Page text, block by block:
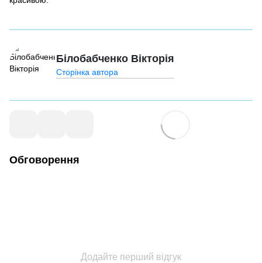
Білобабченко Вікторія
Сторінка автора
Обговорення
Додайте перший відгук